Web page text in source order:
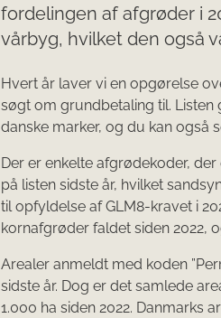
fordelingen af afgrøder i
vårbyg, hvilket den også
Hvert år laver vi en opgørelse
søgt om grundbetaling til.
danske marker, og du kan også
Der er enkelte afgrødekoder,
på listen sidste år, hvilket
til opfyldelse af GLM8-kravet i
kornafgrøder faldet siden 2022,
Arealer anmeldt med koden
sidste år. Dog er det samlede
1.000 ha siden 2022. Danmarks